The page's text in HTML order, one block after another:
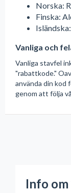
Norska:
Finska:
Vanliga och
Vanliga stavfel
"rabattkode."
använda din
genom att följa
Info